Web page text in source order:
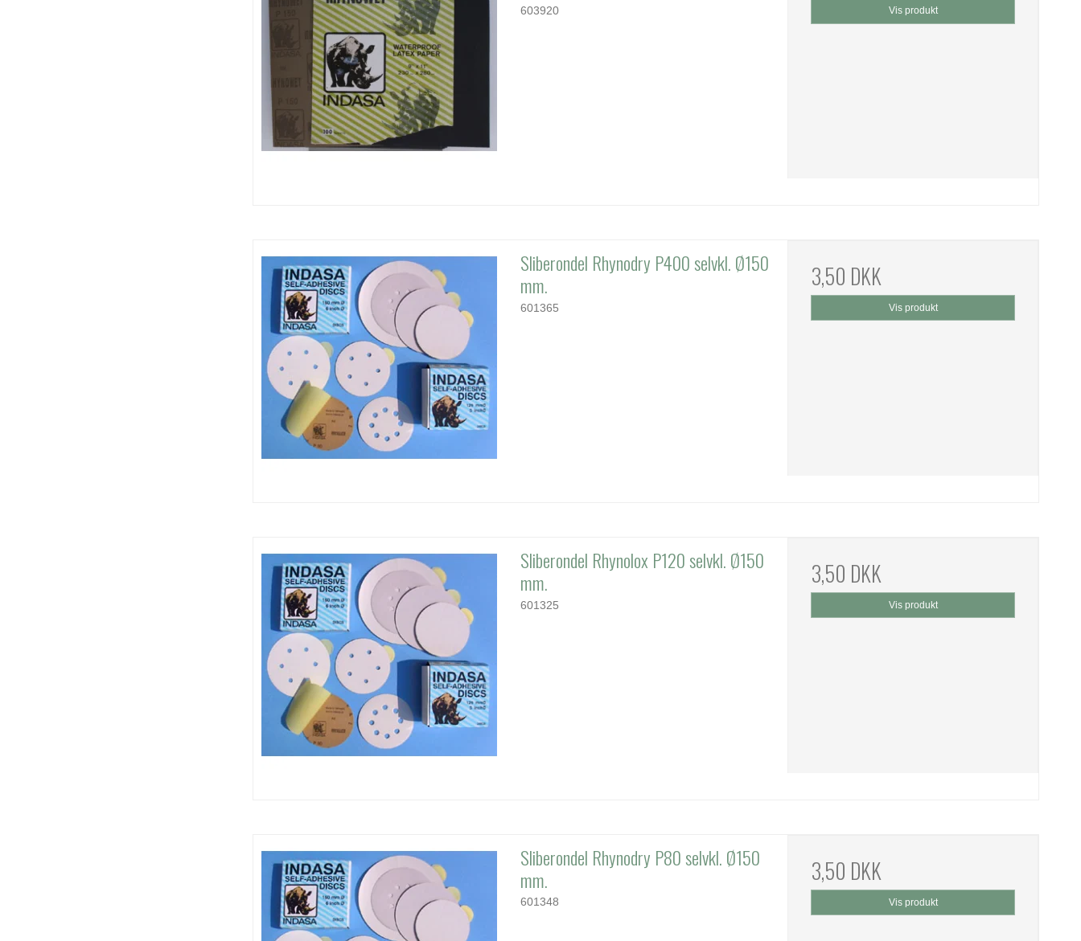
603920 Vis produkt
Sliberondel Rhynodry P400 selvkl. Ø150
mm.
601365
3,50 DKK
Vis produkt
Sliberondel Rhynolox P120 selvkl. Ø150
mm.
601325
3,50 DKK
Vis produkt
Sliberondel Rhynodry P80 selvkl. Ø150
mm.
601348
3,50 DKK
Vis produkt